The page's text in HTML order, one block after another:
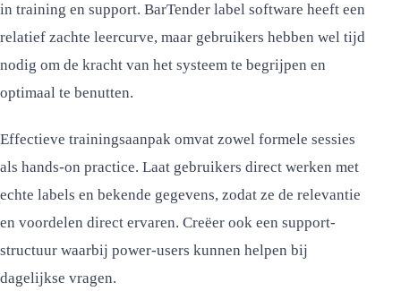
in training en support. BarTender label software heeft een
relatief zachte leercurve, maar gebruikers hebben wel tijd
nodig om de kracht van het systeem te begrijpen en
optimaal te benutten.
Effectieve trainingsaanpak omvat zowel formele sessies
als hands-on practice. Laat gebruikers direct werken met
echte labels en bekende gegevens, zodat ze de relevantie
en voordelen direct ervaren. Creëer ook een support-
structuur waarbij power-users kunnen helpen bij
dagelijkse vragen.